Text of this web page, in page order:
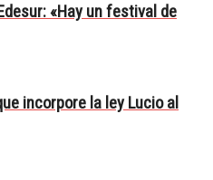
«Hay un festival de
incorpore la ley Lucio al